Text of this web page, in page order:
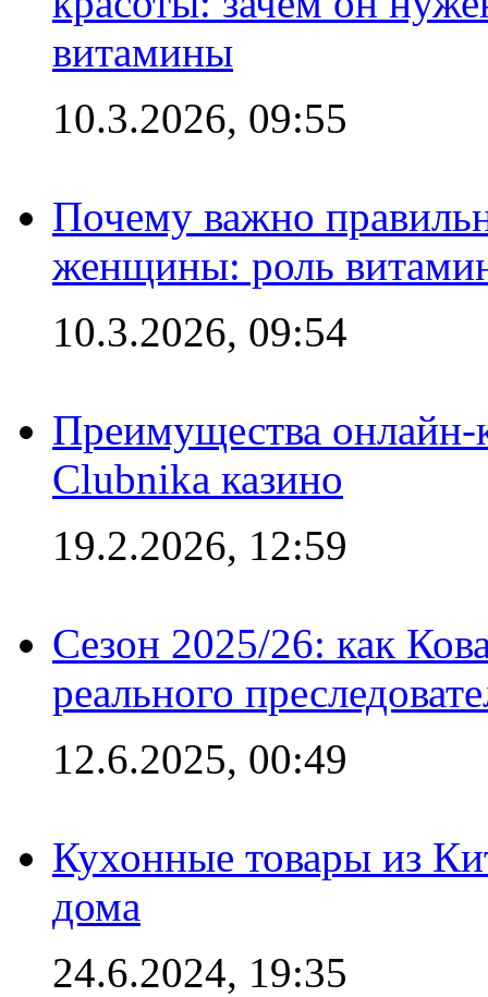
витамины
10.3.2026, 09:55
Почему важно
женщины: роль
10.3.2026, 09:54
Преимущества онлайн-
Clubnika казино
19.2.2026, 12:59
Сезон 2025/26: как
реального
12.6.2025, 00:49
Кухонные товары из
дома
24.6.2024, 19:35